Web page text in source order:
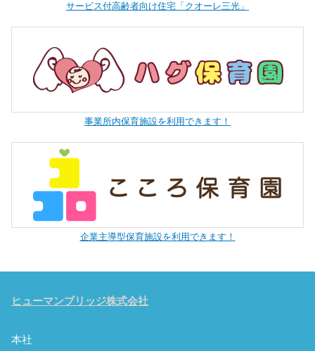
サービス付高齢者向け住宅「クオーレ三光」
事業所内保育施設を利用できます！
企業主導型保育施設を利用できます！
ヒューマンブリッジ株式会社
本社